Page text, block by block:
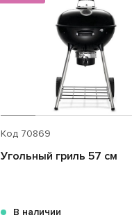
Код 70869
Угольный гриль 57 см
В наличии